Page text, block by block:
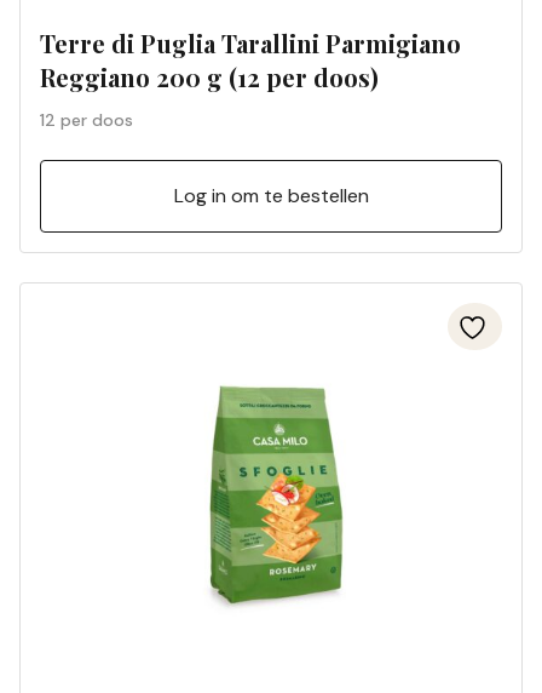
Terre di Puglia Tarallini Parmigiano
Reggiano 200 g (12 per doos)
12 per doos
Log in om te bestellen